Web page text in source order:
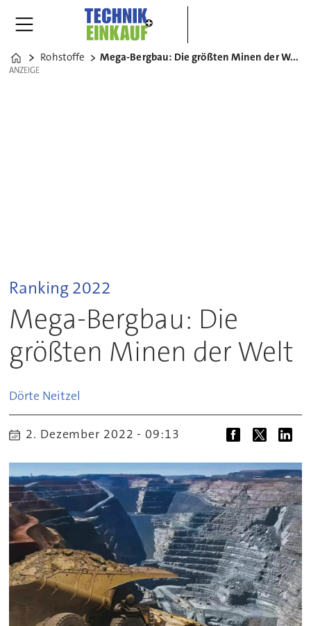
Home
Rohstoffe Mega-Bergbau: Die größten Minen der Welt
ANZEIGE
ANZEIGE
Ranking 2022
Mega-Bergbau: Die
größten Minen der Welt
Dörte Neitzel
2. Dezember 2022 - 09:13